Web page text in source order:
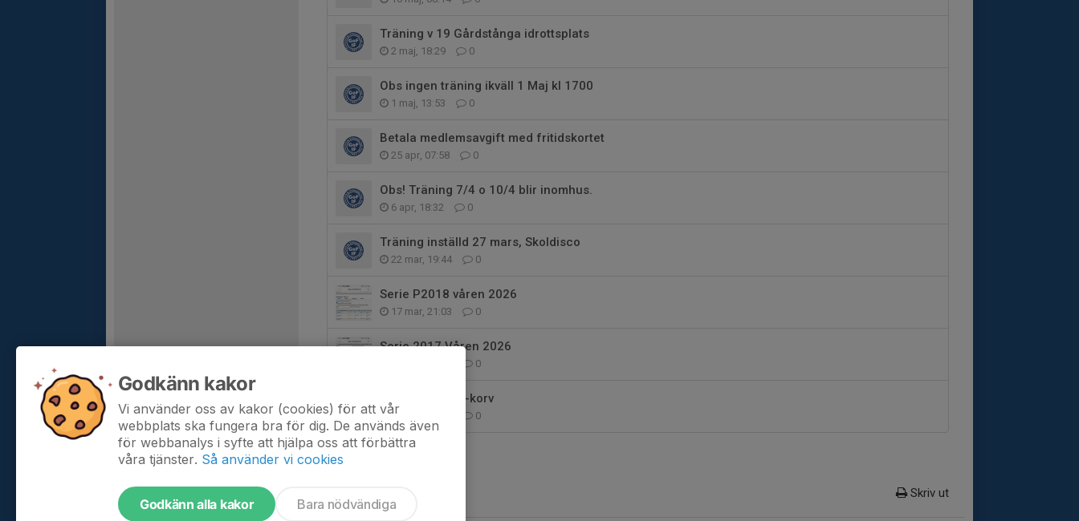
Träning v 19 Gårdstånga idrottsplats
2 maj, 18:29 0
Obs ingen träning ikväll 1 Maj kl 1700
1 maj, 13:53 0
Betala medlemsavgift med fritidskortet
25 apr, 07:58 0
Obs! Träning 7/4 o 10/4 blir inomhus.
6 apr, 18:32 0
Träning inställd 27 mars, Skoldisco
22 mar, 19:44 0
Serie P2018 våren 2026
17 mar, 21:03 0
Serie 2017 Våren 2026
0
Försäljning WP-korv
10 mar, 22:09 0
Skriv ut
Godkänn kakor
Vi använder oss av kakor (cookies) för att vår
webbplats ska fungera bra för dig. De används även
för webbanalys i syfte att hjälpa oss att förbättra
våra tjänster. Så använder vi cookies
Godkänn alla kakor Bara nödvändiga